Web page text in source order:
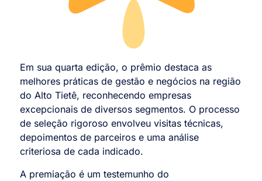
Em sua quarta edição, o prêmio destaca as
melhores práticas de gestão e negócios na região
do Alto Tietê, reconhecendo empresas
excepcionais de diversos segmentos. O processo
de seleção rigoroso envolveu visitas técnicas,
depoimentos de parceiros e uma análise
criteriosa de cada indicado.
A premiação é um testemunho do